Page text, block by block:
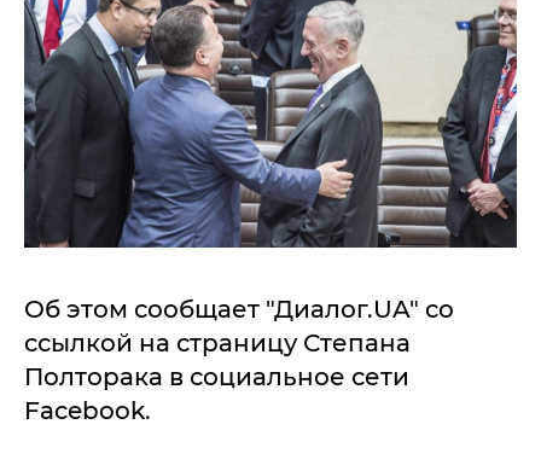
Об этом сообщает "Диалог.UA" со
ссылкой на страницу Степана
Полторака в социальное сети
Facebook.